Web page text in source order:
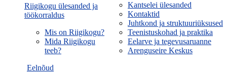
Kantselei ülesanded
Kontaktid
Juhtkond ja struktuuriüksused
Teenistuskohad ja praktika
Eelarve ja tegevusaruanne
Arenguseire Keskus
Eelnõud
Riigikogu ülesanded ja
töökorraldus
Mis on Riigikogu?
Mida Riigikogu
teeb?